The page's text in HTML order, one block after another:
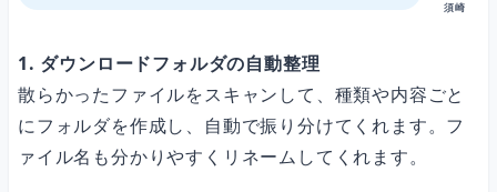
須崎
1. ダウンロードフォルダの自動整理
散らかったファイルをスキャンして、種類や内容ごと
にフォルダを作成し、自動で振り分けてくれます。フ
ァイル名も分かりやすくリネームしてくれます。